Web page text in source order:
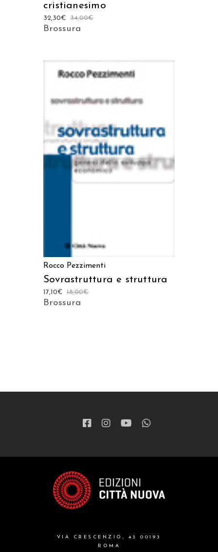
cristianesimo
34,00€
32,30€
Brossura
AGGIUNGI AL CARRELLO
Rocco Pezzimenti
Sovrastruttura e struttura
18,00€
17,10€
Brossura
VIA CRESCENZIO, 43 00193
ROMA